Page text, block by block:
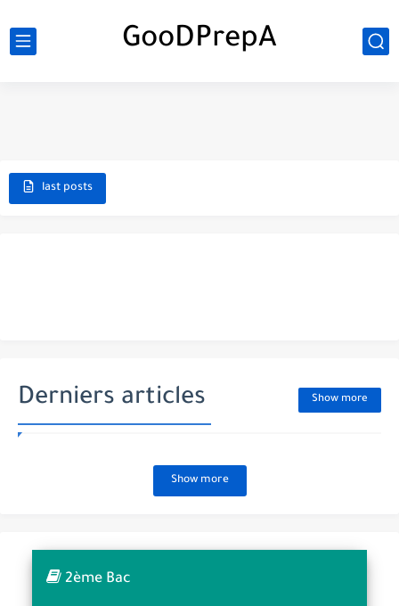
GooDPrepA
last posts
Derniers articles Show more
Show more
2ème Bac